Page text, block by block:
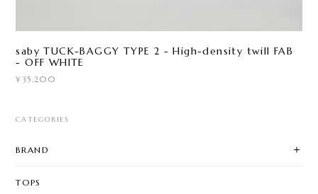
saby TUCK-BAGGY TYPE 2 - High-density twill FAB
- OFF WHITE
¥35,200
CATEGORIES
BRAND
TOPS